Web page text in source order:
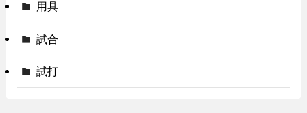
用具
試合
試打